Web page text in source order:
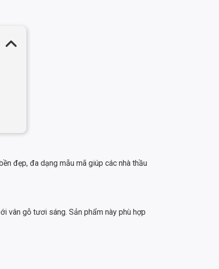
đẹp, đa dạng mẫu mã giúp các nhà thầu
vân gỗ tươi sáng. Sản phẩm này phù hợp